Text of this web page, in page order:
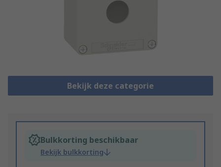
Bekijk deze categorie
Bulkkorting beschikbaar
Bekijk bulkkorting